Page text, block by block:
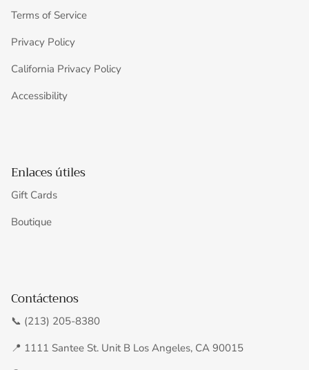
Terms of Service
Privacy Policy
California Privacy Policy
Accessibility
Enlaces útiles
Gift Cards
Boutique
Contáctenos
📞 (213) 205-8380
📍 1111 Santee St. Unit B Los Angeles, CA 90015